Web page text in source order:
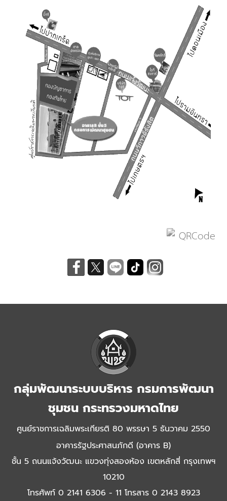
กลุ่มพัฒนาระบบบริหาร กรมการพัฒนา
ชุมชน กระทรวงมหาดไทย
ศูนย์ราชการเฉลิมพระเกียรติ 80 พรรษา 5 ธันวาคม 2550
อาคารรัฐประศาสนภักดี (อาคาร B)
ชั้น 5 ถนนแจ้งวัฒนะ แขวงทุ่งสองห้อง เขตหลักสี่ กรุงเทพฯ
10210
โทรศัพท์ 0 2141 6306 - 11 โทรสาร 0 2143 8923